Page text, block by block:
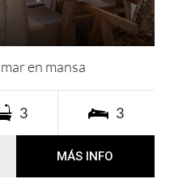
en mansa
3 3
MÁS INFO